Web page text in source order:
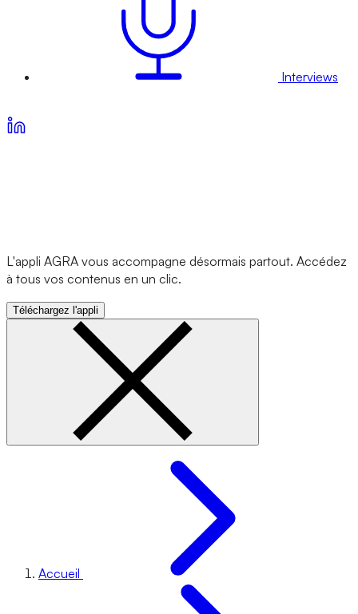
Interviews
L'appli AGRA vous accompagne désormais partout. Accédez
à tous vos contenus en un clic.
Téléchargez l'appli
Accueil